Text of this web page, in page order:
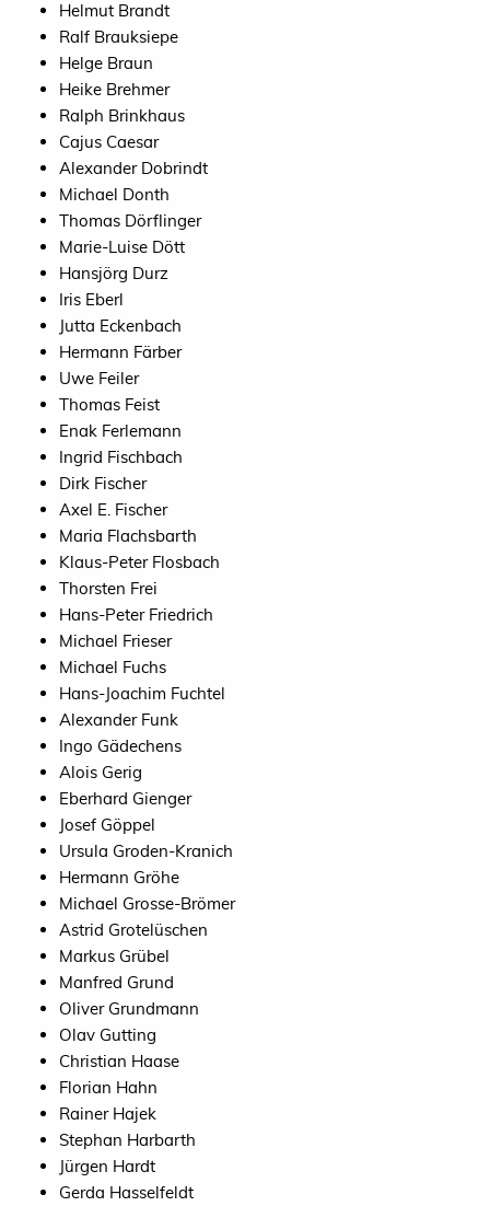
Helmut Brandt
Ralf Brauksiepe
Helge Braun
Heike Brehmer
Ralph Brinkhaus
Cajus Caesar
Alexander Dobrindt
Michael Donth
Thomas Dörflinger
Marie-Luise Dött
Hansjörg Durz
Iris Eberl
Jutta Eckenbach
Hermann Färber
Uwe Feiler
Thomas Feist
Enak Ferlemann
Ingrid Fischbach
Dirk Fischer
Axel E. Fischer
Maria Flachsbarth
Klaus-Peter Flosbach
Thorsten Frei
Hans-Peter Friedrich
Michael Frieser
Michael Fuchs
Hans-Joachim Fuchtel
Alexander Funk
Ingo Gädechens
Alois Gerig
Eberhard Gienger
Josef Göppel
Ursula Groden-Kranich
Hermann Gröhe
Michael Grosse-Brömer
Astrid Grotelüschen
Markus Grübel
Manfred Grund
Oliver Grundmann
Olav Gutting
Christian Haase
Florian Hahn
Rainer Hajek
Stephan Harbarth
Jürgen Hardt
Gerda Hasselfeldt